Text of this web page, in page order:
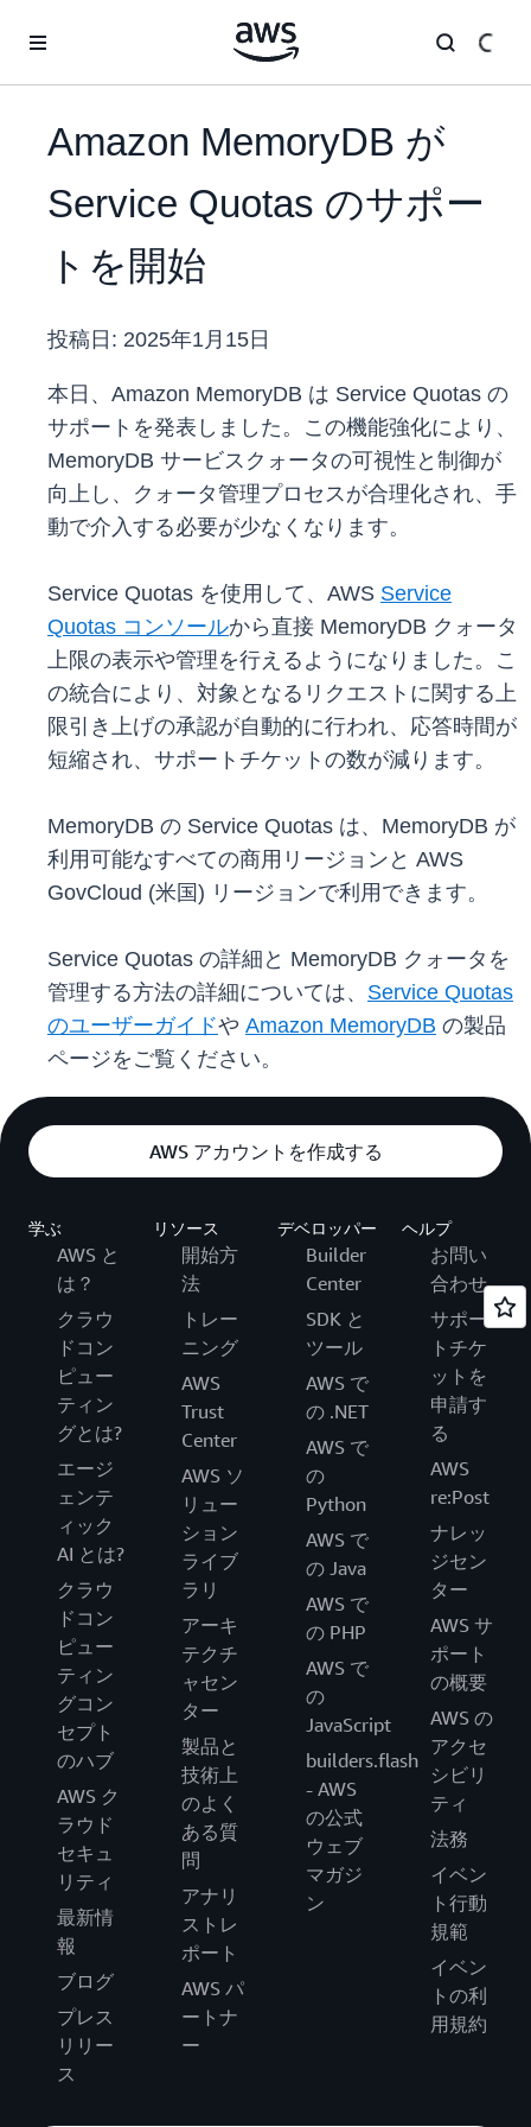
Amazon MemoryDB が
Service Quotas のサポー
トを開始
投稿日: 2025年1月15日
本日、Amazon MemoryDB は Service Quotas の
サポートを発表しました。この機能強化により、
MemoryDB サービスクォータの可視性と制御が
向上し、クォータ管理プロセスが合理化され、手
動で介入する必要が少なくなります。
Service Quotas を使用して、AWS Service
Quotas コンソールから直接 MemoryDB クォータ
上限の表示や管理を行えるようになりました。こ
の統合により、対象となるリクエストに関する上
限引き上げの承認が自動的に行われ、応答時間が
短縮され、サポートチケットの数が減ります。
MemoryDB の Service Quotas は、MemoryDB が
利用可能なすべての商用リージョンと AWS
GovCloud (米国) リージョンで利用できます。
Service Quotas の詳細と MemoryDB クォータを
管理する方法の詳細については、 Service Quotas
のユーザーガイドや Amazon MemoryDB の製品
ページをご覧ください。
AWS アカウントを作成する
学ぶ
AWS と
は？
クラウ
ドコン
ピュー
ティン
グとは?
エージ
ェンテ
ィック
AI とは?
クラウ
ドコン
ピュー
ティン
グコン
セプト
のハブ
AWS ク
ラウド
セキュ
リティ
最新情
報
ブログ
プレス
リリー
ス
リソース
開始方
法
トレー
ニング
AWS
Trust
Center
AWS ソ
リュー
ション
ライブ
ラリ
アーキ
テクチ
ャセン
ター
製品と
技術上
のよく
ある質
問
アナリ
ストレ
ポート
AWS パ
ートナ
ー
デベロッパー
Builder
Center
SDK と
ツール
AWS で
の .NET
AWS で
の
Python
AWS で
の Java
AWS で
の PHP
AWS で
の
JavaScript
builders.flash
- AWS
の公式
ウェブ
マガジ
ン
ヘルプ
お問い
合わせ
サポー
トチケ
ットを
申請す
る
AWS
re:Post
ナレッ
ジセン
ター
AWS サ
ポート
の概要
AWS の
アクセ
シビリ
ティ
法務
イベン
ト行動
規範
イベン
トの利
用規約